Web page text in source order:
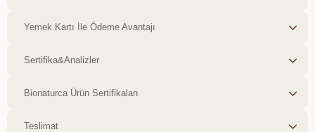
Yemek Kartı İle Ödeme Avantajı
Sertifika&Analizler
Bionaturca Ürün Sertifikaları
Teslimat